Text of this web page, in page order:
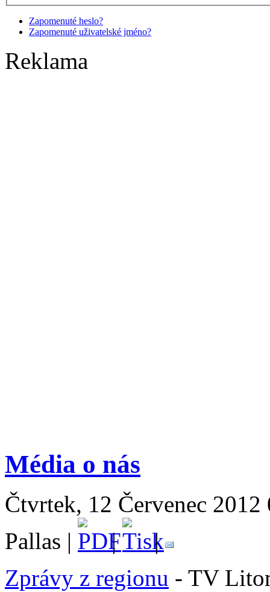
Zapomenuté heslo?
Zapomenuté uživatelské jméno?
Reklama
Média o nás
Čtvrtek, 12 Červenec
Pallas |
|
|
Zprávy z regionu - TV